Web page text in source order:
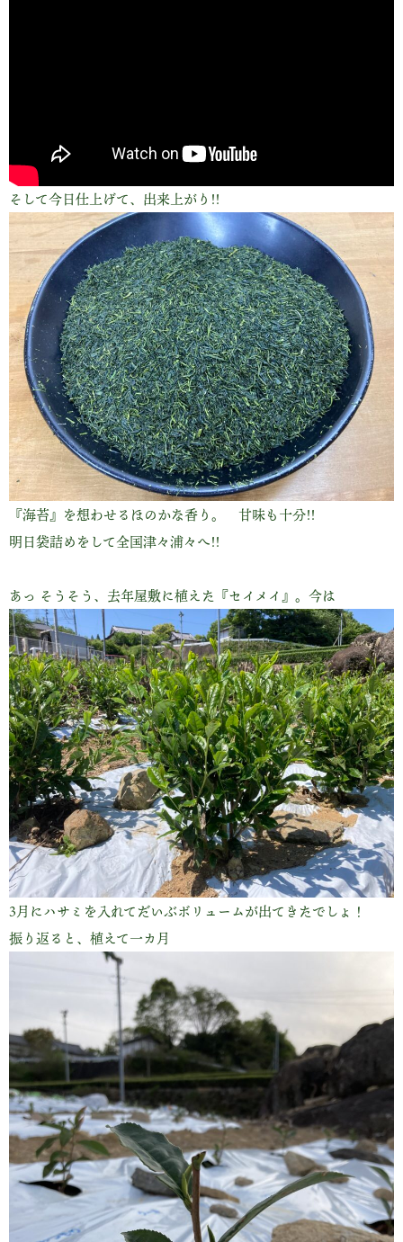
そして今日仕上げて、出来上がり!!
『海苔』を想わせるほのかな香り。 甘味も十分!!
明日袋詰めをして全国津々浦々へ!!
あっ そうそう、去年屋敷に植えた『セイメイ』。今は
3月にハサミを入れてだいぶボリュームが出てきたでしょ！
振り返ると、植えて一カ月